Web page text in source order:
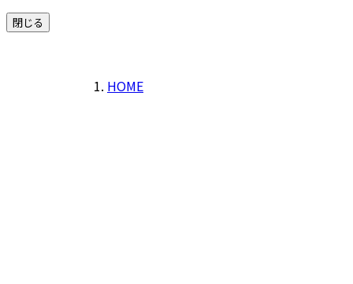
閉じる
HOME